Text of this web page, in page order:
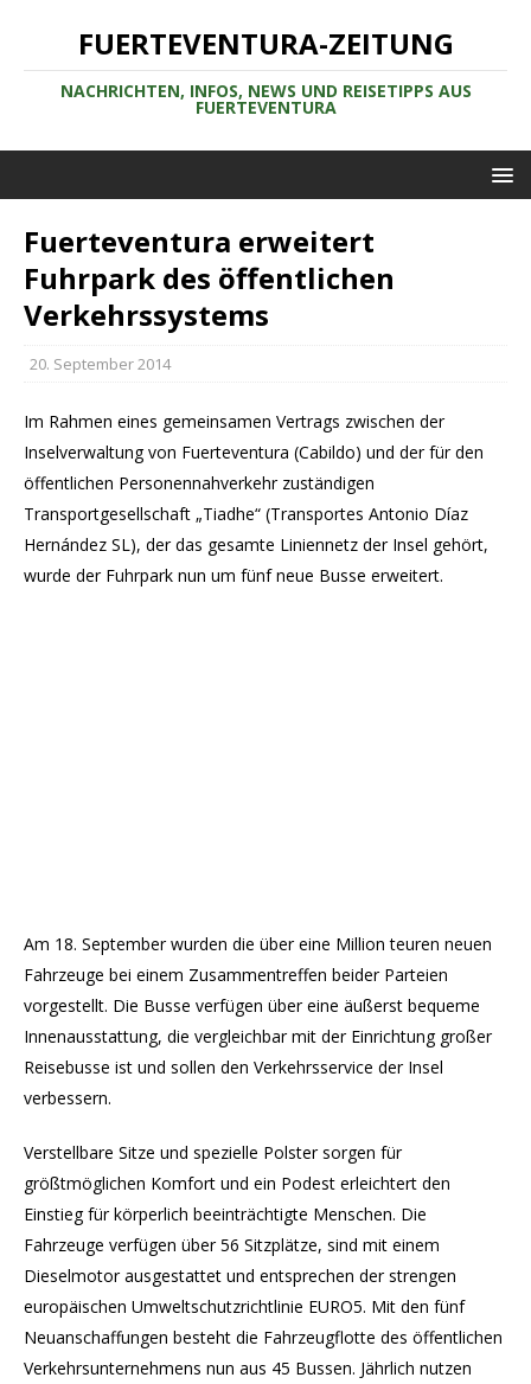
FUERTEVENTURA-ZEITUNG
NACHRICHTEN, INFOS, NEWS UND REISETIPPS AUS
FUERTEVENTURA
Fuerteventura erweitert
Fuhrpark des öffentlichen
Verkehrssystems
20. September 2014
Im Rahmen eines gemeinsamen Vertrags zwischen der
Inselverwaltung von Fuerteventura (Cabildo) und der für den
öffentlichen Personennahverkehr zuständigen
Transportgesellschaft „Tiadhe“ (Transportes Antonio Díaz
Hernández SL), der das gesamte Liniennetz der Insel gehört,
wurde der Fuhrpark nun um fünf neue Busse erweitert.
Am 18. September wurden die über eine Million teuren neuen
Fahrzeuge bei einem Zusammentreffen beider Parteien
vorgestellt. Die Busse verfügen über eine äußerst bequeme
Innenausstattung, die vergleichbar mit der Einrichtung großer
Reisebusse ist und sollen den Verkehrsservice der Insel
verbessern.
Verstellbare Sitze und spezielle Polster sorgen für
größtmöglichen Komfort und ein Podest erleichtert den
Einstieg für körperlich beeinträchtigte Menschen. Die
Fahrzeuge verfügen über 56 Sitzplätze, sind mit einem
Dieselmotor ausgestattet und entsprechen der strengen
europäischen Umweltschutzrichtlinie EURO5. Mit den fünf
Neuanschaffungen besteht die Fahrzeugflotte des öffentlichen
Verkehrsunternehmens nun aus 45 Bussen. Jährlich nutzen